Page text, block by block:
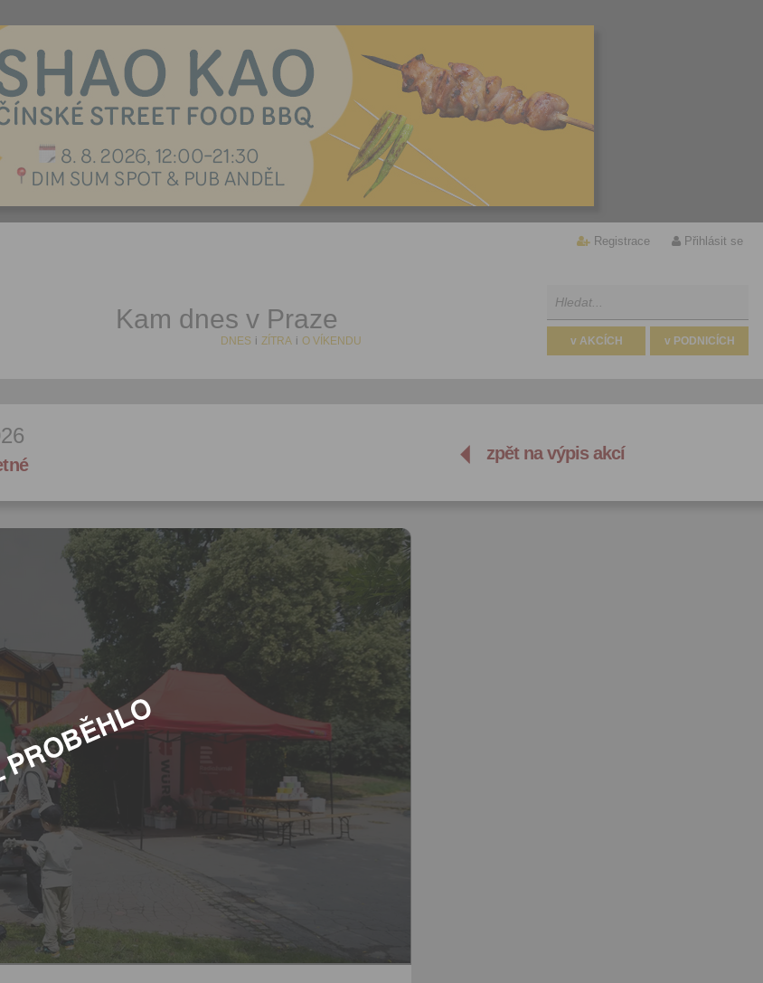
Registrace Přihlásit se
Kam dnes v Praze
DNES i ZÍTRA i O VÍKENDU
zpět na výpis akcí